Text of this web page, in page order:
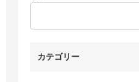
カテゴリー